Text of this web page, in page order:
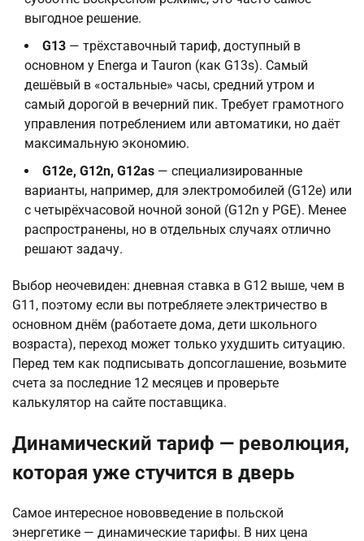
выгодное решение.
G13 — трёхставочный тариф, доступный в
основном у Energa и Tauron (как G13s). Самый
дешёвый в «остальные» часы, средний утром и
самый дорогой в вечерний пик. Требует грамотного
управления потреблением или автоматики, но даёт
максимальную экономию.
G12e, G12n, G12as — специализированные
варианты, например, для электромобилей (G12e) или
с четырёхчасовой ночной зоной (G12n у PGE). Менее
распространены, но в отдельных случаях отлично
решают задачу.
Выбор неочевиден: дневная ставка в G12 выше, чем в
G11, поэтому если вы потребляете электричество в
основном днём (работаете дома, дети школьного
возраста), переход может только ухудшить ситуацию.
Перед тем как подписывать допсоглашение, возьмите
счета за последние 12 месяцев и проверьте
калькулятор на сайте поставщика.
Динамический тариф — революция,
которая уже стучится в дверь
Самое интересное нововведение в польской
энергетике — динамические тарифы. В них цена